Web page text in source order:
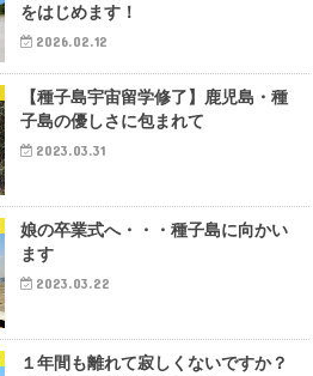
をはじめます！
2026.02.12
【種子島宇宙留学修了】鹿児島・種
子島の優しさに包まれて
2023.03.31
娘の卒業式へ・・・種子島に向かい
ます
2023.03.22
１年間も離れて寂しくないですか？